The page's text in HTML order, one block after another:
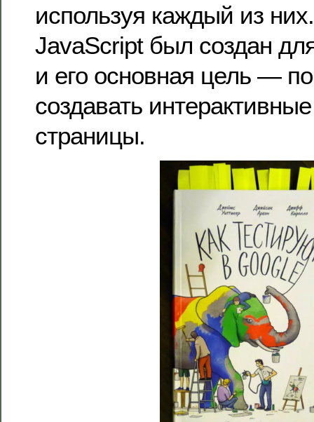
используя каждый из
JavaScript был создан
и его основная цель —
создавать
страницы.